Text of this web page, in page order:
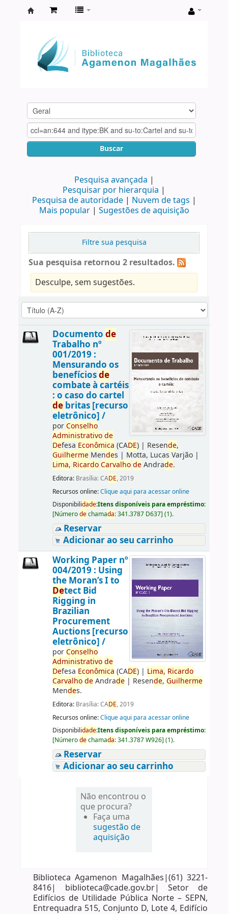
Agamenon
Magalhães
Buscar
Pesquisa avançada
Pesquisar por hierarquia
Pesquisa de autoridade
Nuvem de tags
Mais popular
Sugestões de aquisição
Filtre sua pesquisa
Sua pesquisa retornou 2 resultados.
Desculpe, sem sugestões.
Documento de
Trabalho nº
001/2019 :
Mensurando os
benefíciosde
combate à cartéis
: o caso do cartel
debritas [recurso
eletrônico] /
porConselho
Administrativo de
Defesa Econômica (CADE)| Resende,
GuilhermeMendes | Motta, Lucas Varjão|
Lima, Ricardo Carvalho deAndrade.
Editora: Brasília: CADE, 2019
Recursos online:Clique aqui para acessar online
Disponibilidade:Itens disponíveis para empréstimo:
[Númerodechamada:341.3787 D637] (1).
Reservar
Adicionar ao seu carrinho
Working Paper nº
004/2019 : Using
the Moran’s I to
Detect Bid
Rigging in
Brazilian
Procurement
Auctions [recurso
eletrônico] /
porConselho
Administrativo de
Defesa Econômica (CADE)| Lima, Ricardo
Carvalho deAndrade| Resende, Guilherme
Mendes.
Editora: Brasília: CADE, 2019
Recursos online:Clique aqui para acessar online
Disponibilidade:Itens disponíveis para empréstimo:
[Númerodechamada:341.3787 W926] (1).
Reservar
Adicionar ao seu carrinho
Não encontrou o
que procura?
Faça uma
sugestão de
aquisição
Biblioteca Agamenon Magalhães|(61) 3221-
8416| biblioteca@cade.gov.br| Setor de
Edifícios de Utilidade Pública Norte – SEPN,
Entrequadra 515, Conjunto D, Lote 4, Edifício